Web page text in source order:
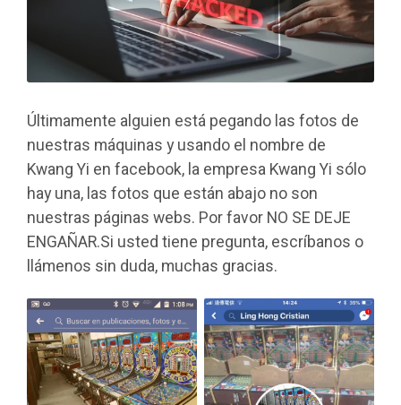
Últimamente alguien está pegando las fotos de
nuestras máquinas y usando el nombre de
Kwang Yi en facebook, la empresa Kwang Yi sólo
hay una, las fotos que están abajo no son
nuestras páginas webs. Por favor NO SE DEJE
ENGAÑAR.Si usted tiene pregunta, escríbanos o
llámenos sin duda, muchas gracias.